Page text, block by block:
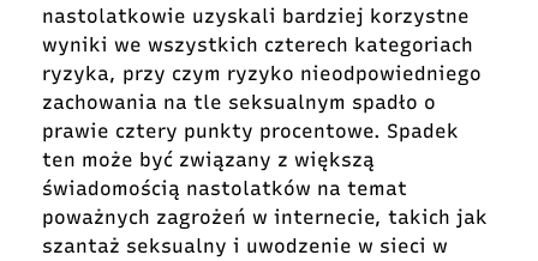
nastolatkowie uzyskali bardziej korzystne
wyniki we wszystkich czterech kategoriach
ryzyka, przy czym ryzyko nieodpowiedniego
zachowania na tle seksualnym spadło o
prawie cztery punkty procentowe. Spadek
ten może być związany z większą
świadomością nastolatków na temat
poważnych zagrożeń w internecie, takich jak
szantaż seksualny i uwodzenie w sieci w